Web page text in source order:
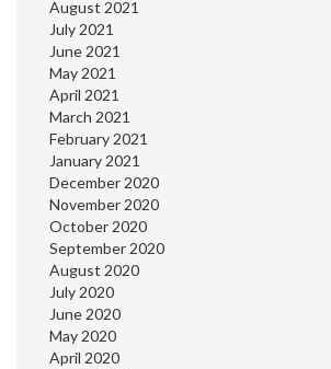
August 2021
July 2021
June 2021
May 2021
April 2021
March 2021
February 2021
January 2021
December 2020
November 2020
October 2020
September 2020
August 2020
July 2020
June 2020
May 2020
April 2020